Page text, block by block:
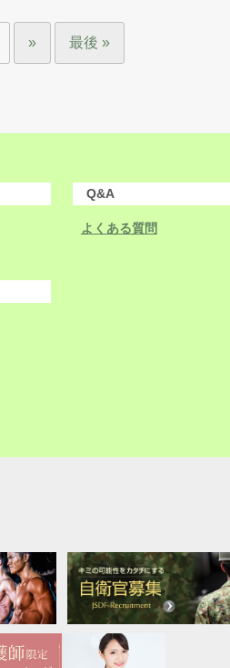
» 最後 »
Q&A
よくある質問